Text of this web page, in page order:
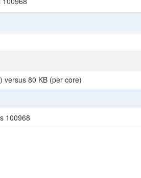
versus 80 KB (per core)
100968